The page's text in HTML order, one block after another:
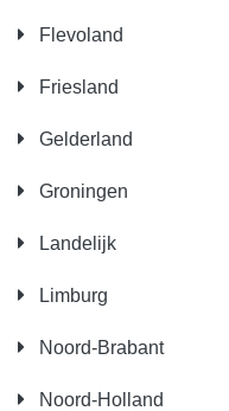
Flevoland
Friesland
Gelderland
Groningen
Landelijk
Limburg
Noord-Brabant
Noord-Holland